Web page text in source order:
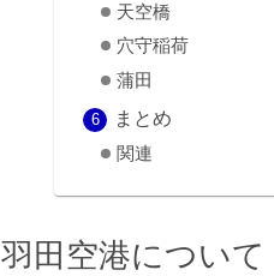
天空橋
穴守稲荷
蒲田
まとめ
関連
羽田空港について